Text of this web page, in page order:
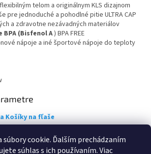
súbory cookie. Ďalším prechádzaním
súhlas s ich používaním. Viac
telom a originálnym KLS dizajnom
pre jednoduché a pohodlné pitie ULTRA CAP
a zdravotne nezávadných materiálov
BPA (Bisfenol A) BPA FREE
nápoje a iné športové nápoje do teploty
Košíky na fľaše